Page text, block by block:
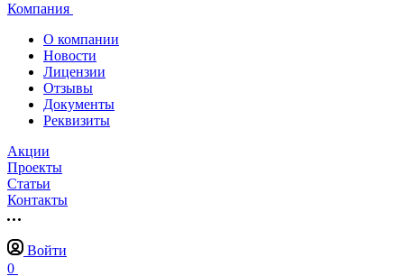
Компания
О компании
Новости
Лицензии
Отзывы
Документы
Реквизиты
Акции
Проекты
Статьи
Контакты
Войти
0